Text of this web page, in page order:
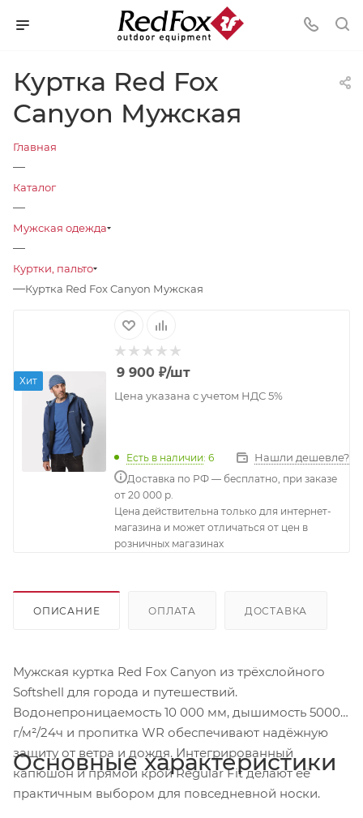
Куртка Red Fox
Canyon Мужская
Главная
—
Каталог
—
Мужская одежда
—
Куртки, пальто
—Куртка Red Fox Canyon Мужская
Хит
9 900 ₽/шт
Цена указана с учетом НДС 5%
Есть в наличии: 6 Нашли дешевле?
Доставка по РФ — бесплатно, при заказе
от 20 000 р.
Цена действительна только для интернет-
магазина и может отличаться от цен в
розничных магазинах
ОПИСАНИЕ ОПЛАТА ДОСТАВКА
Мужская куртка Red Fox Canyon из трёхслойного
Softshell для города и путешествий.
Водонепроницаемость 10 000 мм, дышимость 5000
г/м²/24ч и пропитка WR обеспечивают надёжную
защиту от ветра и дождя. Интегрированный
капюшон и прямой крой Regular Fit делают её
практичным выбором для повседневной носки.
Основные характеристики